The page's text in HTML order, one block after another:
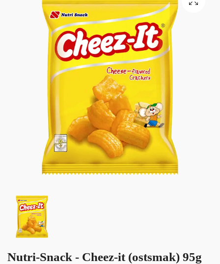
Nutri-Snack - Cheez-it (ostsmak) 95g